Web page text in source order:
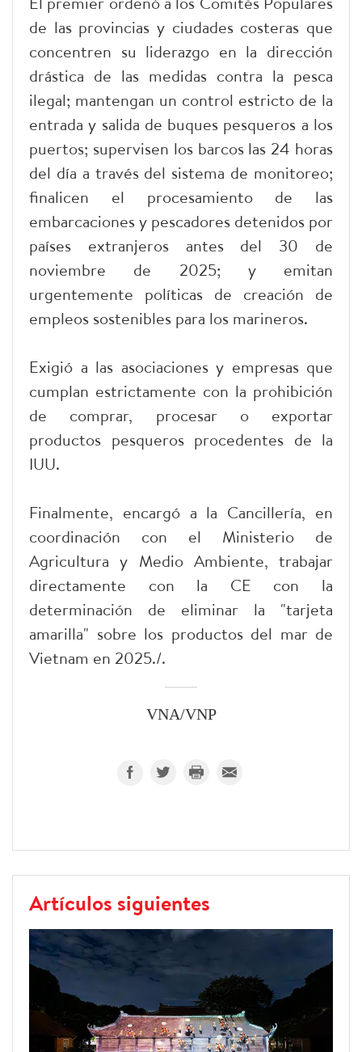
de las provincias y ciudades costeras que
concentren su liderazgo en la dirección
drástica de las medidas contra la pesca
ilegal; mantengan un control estricto de la
entrada y salida de buques pesqueros a los
puertos; supervisen los barcos las 24 horas
del día a través del sistema de monitoreo;
finalicen el procesamiento de las
embarcaciones y pescadores detenidos por
países extranjeros antes del 30 de
noviembre de 2025; y emitan
urgentemente políticas de creación de
empleos sostenibles para los marineros.
Exigió a las asociaciones y empresas que
cumplan estrictamente con la prohibición
de comprar, procesar o exportar
productos pesqueros procedentes de la
IUU.
Finalmente, encargó a la Cancillería, en
coordinación con el Ministerio de
Agricultura y Medio Ambiente, trabajar
directamente con la CE con la
determinación de eliminar la "tarjeta
amarilla" sobre los productos del mar de
Vietnam en 2025./.
VNA/VNP
Artículos siguientes